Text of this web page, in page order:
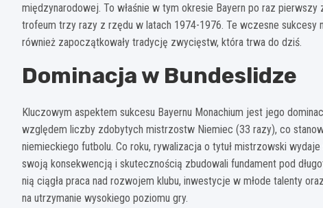
międzynarodowej. To właśnie w tym okresie Bayern po raz
trofeum trzy razy z rzędu w latach 1974-1976. Te wczesne sukcesy
również zapoczątkowały tradycję zwycięstw, która trwa do dziś.
Dominacja w Bundeslidze
Kluczowym aspektem sukcesu Bayernu Monachium jest jego
względem liczby zdobytych mistrzostw Niemiec (33 razy), co
niemieckiego futbolu. Co roku, rywalizacja o tytuł mistrzowski
swoją konsekwencją i skutecznością zbudowali fundament pod
nią ciągła praca nad rozwojem klubu, inwestycje w młode talenty
na utrzymanie wysokiego poziomu gry.